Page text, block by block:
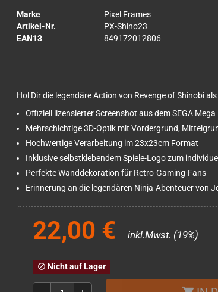
Marke
Pixel Frames
Artikel-Nr.
PX-Shino23
EAN13
849172012806
Hol Dir die legendäre Action von Revenge of Shinobi
Offiziell lizensierter Screenshot aus dem SEGA Mega
Mehrschichtige 3D-Optik mit Vordergrund,
Hochwertige Verarbeitung im 23x23cm Format
Inklusive selbstklebendem Spiele-Logo zum
Perfekte Wanddekoration für Retro-Gaming-Fans
Erinnerung an die legendären Ninja-Abenteuer von
22,00 € inkl.Mwst. (19%)
block Nicht auf Lager